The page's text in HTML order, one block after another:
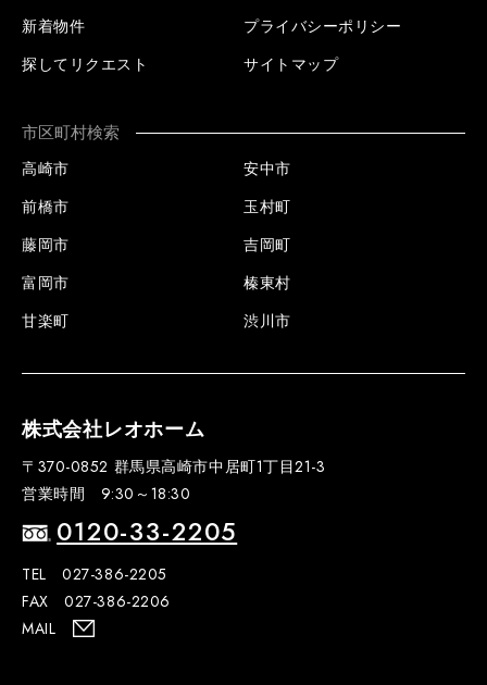
新着物件
探してリクエスト
プライバシーポリシー
サイトマップ
市区町村検索
高崎市
前橋市
藤岡市
富岡市
甘楽町
安中市
玉村町
吉岡町
榛東村
渋川市
株式会社レオホーム
〒370-0852 群馬県高崎市中居町1丁目21-3
営業時間 9:30～18:30
0120-33-2205
TEL 027-386-2205
FAX 027-386-2206
MAIL